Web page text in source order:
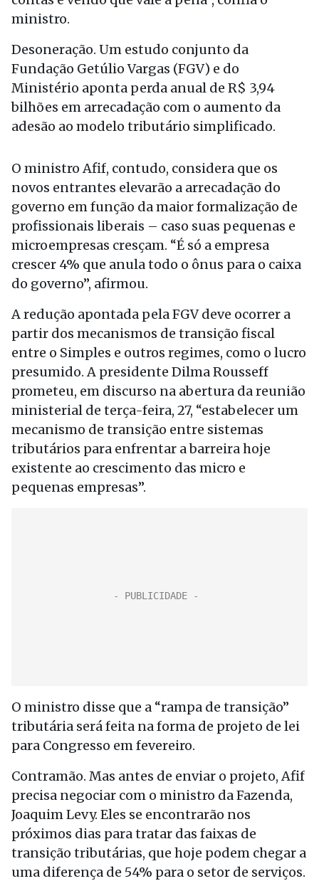
ministro.
Desoneração. Um estudo conjunto da
Fundação Getúlio Vargas (FGV) e do
Ministério aponta perda anual de R$ 3,94
bilhões em arrecadação com o aumento da
adesão ao modelo tributário simplificado.
O ministro Afif, contudo, considera que os
novos entrantes elevarão a arrecadação do
governo em função da maior formalização de
profissionais liberais – caso suas pequenas e
microempresas cresçam. “É só a empresa
crescer 4% que anula todo o ônus para o caixa
do governo”, afirmou.
A redução apontada pela FGV deve ocorrer a
partir dos mecanismos de transição fiscal
entre o Simples e outros regimes, como o lucro
presumido. A presidente Dilma Rousseff
prometeu, em discurso na abertura da reunião
ministerial de terça-feira, 27, “estabelecer um
mecanismo de transição entre sistemas
tributários para enfrentar a barreira hoje
existente ao crescimento das micro e
pequenas empresas”.
O ministro disse que a “rampa de transição”
tributária será feita na forma de projeto de lei
para Congresso em fevereiro.
Contramão. Mas antes de enviar o projeto, Afif
precisa negociar com o ministro da Fazenda,
Joaquim Levy. Eles se encontrarão nos
próximos dias para tratar das faixas de
transição tributárias, que hoje podem chegar a
uma diferença de 54% para o setor de serviços.